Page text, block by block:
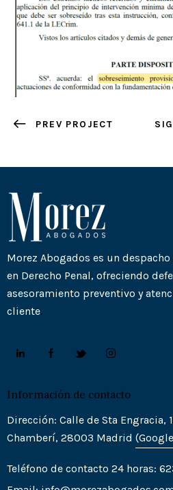
PREV PROJECT
Morez Abogados es un
en Derecho Penal, ofreciendo
asesoramiento preventivo y
cliente.
Información de contacto
Dirección: Calle de Sta Engracia,
Chamberí, 28003 Madrid (Google
Teléfono de contacto 24 horas: